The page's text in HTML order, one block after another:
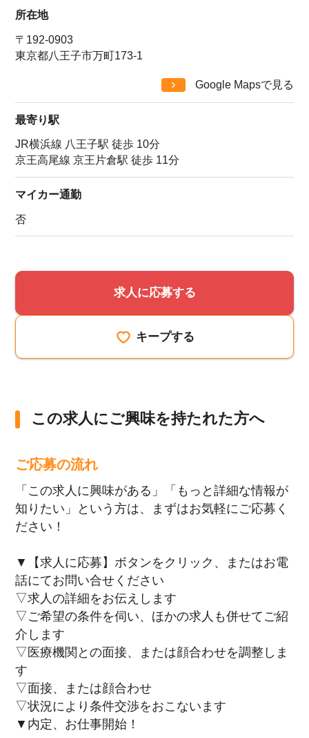
所在地
〒192-0903
東京都八王子市万町173-1
Google Mapsで見る
最寄り駅
JR横浜線 八王子駅 徒歩 10分
京王高尾線 京王片倉駅 徒歩 11分
マイカー通勤
否
求人に応募する
キープする
この求人にご興味を持たれた方へ
ご応募の流れ
「この求人に興味がある」「もっと詳細な情報が
知りたい」という方は、まずはお気軽にご応募く
ださい！
▼【求人に応募】ボタンをクリック、またはお電
話にてお問い合せください
▽求人の詳細をお伝えします
▽ご希望の条件を伺い、ほかの求人も併せてご紹
介します
▽医療機関との面接、または顔合わせを調整しま
す
▽面接、または顔合わせ
▽状況により条件交渉をおこないます
▼内定、お仕事開始！
該当件数
17,033 件